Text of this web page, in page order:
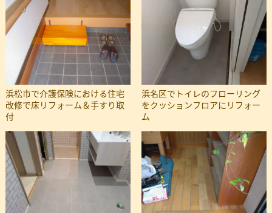
浜松市で介護保険における住宅
改修で床リフォーム＆手すり取
付
浜名区でトイレのフローリング
をクッションフロアにリフォー
ム